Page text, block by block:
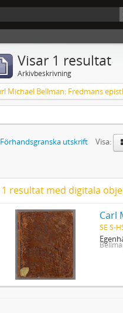
Visar 1 resultat
Arkivbeskrivning
Förhandsgranska utskrift
Visa:
1 resultat med digitala
Carl
SE S-